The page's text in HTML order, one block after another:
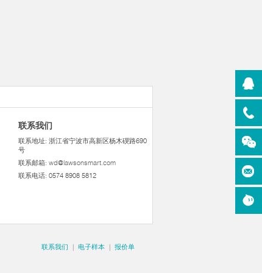
联系我们
联系地址: 浙江省宁波市高新区杨木碶路690
号
联系邮箱: wd@lawsonsmart.com
联系电话: 0574 8908 5812
联系我们 | 电子样本 | 报价单